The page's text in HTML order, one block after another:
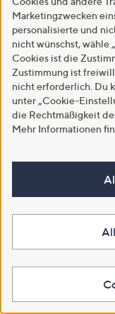
SALE
5
Marketingzwecken
personalisierte und
nicht wünschst, wähle
Cookies ist die
Zustimmung ist
nicht erforderlich. Du
unter „Cookie-
die Rechtmäßigkeit
Mehr Informationen